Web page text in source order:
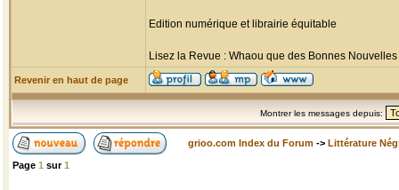
Edition numérique et librairie équitable
Lisez la Revue : Whaou que des Bonnes
Revenir en haut de page
Montrer les messages depuis:
grioo.com Index du Forum -> Littérature
Page 1 sur1